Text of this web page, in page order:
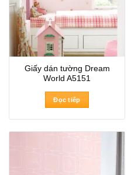
Giấy dán tường Dream
World A5151
Đọc tiếp